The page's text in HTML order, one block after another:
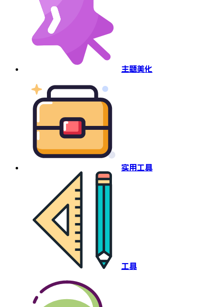
主题美化
实用工具
工具